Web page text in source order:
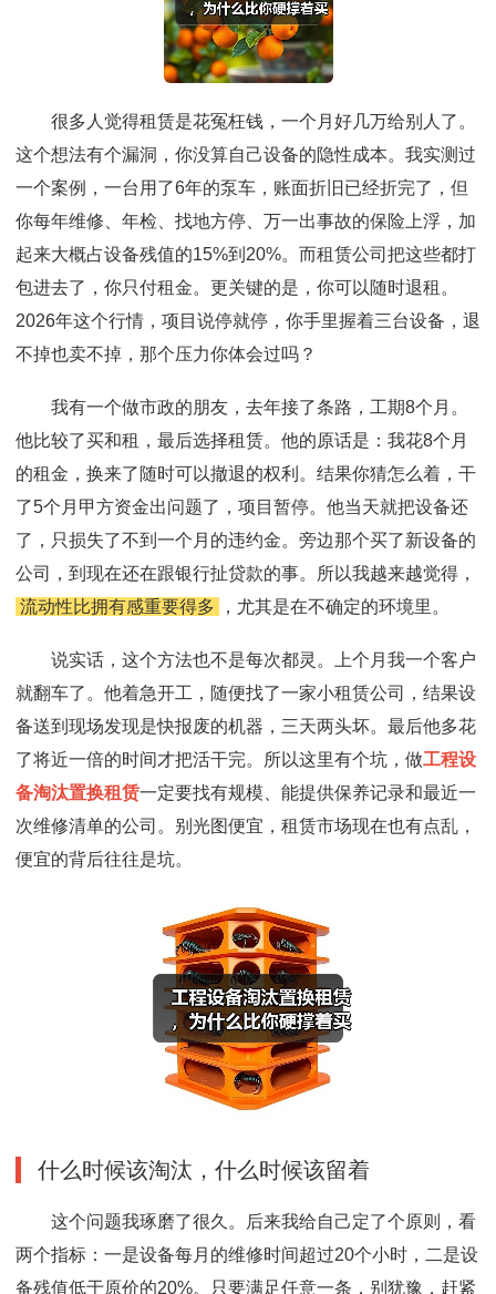
很多人觉得租赁是花冤枉钱，一个月好几万给别人了。
这个想法有个漏洞，你没算自己设备的隐性成本。我实测过
一个案例，一台用了6年的泵车，账面折旧已经折完了，但
你每年维修、年检、找地方停、万一出事故的保险上浮，加
起来大概占设备残值的15%到20%。而租赁公司把这些都打
包进去了，你只付租金。更关键的是，你可以随时退租。
2026年这个行情，项目说停就停，你手里握着三台设备，退
不掉也卖不掉，那个压力你体会过吗？
我有一个做市政的朋友，去年接了条路，工期8个月。
他比较了买和租，最后选择租赁。他的原话是：我花8个月
的租金，换来了随时可以撤退的权利。结果你猜怎么着，干
了5个月甲方资金出问题了，项目暂停。他当天就把设备还
了，只损失了不到一个月的违约金。旁边那个买了新设备的
公司，到现在还在跟银行扯贷款的事。所以我越来越觉得，
流动性比拥有感重要得多
，尤其是在不确定的环境里。
说实话，这个方法也不是每次都灵。上个月我一个客户
就翻车了。他着急开工，随便找了一家小租赁公司，结果设
备送到现场发现是快报废的机器，三天两头坏。最后他多花
了将近一倍的时间才把活干完。所以这里有个坑，做工程设
备淘汰置换租赁一定要找有规模、能提供保养记录和最近一
次维修清单的公司。别光图便宜，租赁市场现在也有点乱，
便宜的背后往往是坑。
什么时候该淘汰，什么时候该留着
这个问题我琢磨了很久。后来我给自己定了个原则，看
两个指标：一是设备每月的维修时间超过20个小时，二是设
备残值低于原价的20%。只要满足任意一条，别犹豫，赶紧